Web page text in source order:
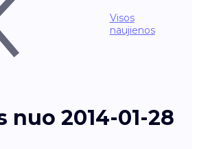
Visos
naujienos
nuo 2014-01-28